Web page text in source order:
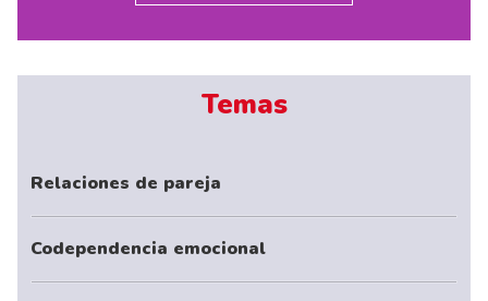
Temas
Relaciones de pareja
Codependencia emocional